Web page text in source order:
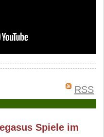
RSS
Spiele im